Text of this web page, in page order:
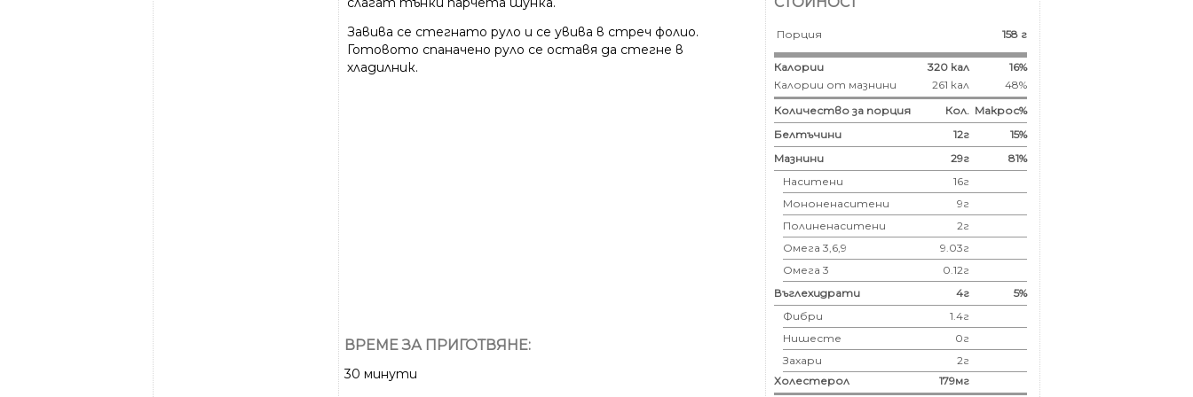
Завива се стегнато руло и се увива в стреч фолио.
Готовото спаначено руло се оставя да стегне в
хладилник.
ВРЕМЕ ЗА ПРИГОТВЯНЕ:
30 минути
Порция 158 г
Калории 320 кал
16%
Калории от мазнини
261 кал
48%
Количество за порция
Кол. Макрос%
Белтъчини
12г
15%
Мазнини
29г
81%
Наситени
16г
Мононенаситени
9г
Полиненаситени
2г
Омега 3,6,9
9.03г
Омега 3
0.12г
Въглехидрати
4г
5%
Фибри
1.4г
Нишесте
0г
Захари
2г
Холестерол
179мг